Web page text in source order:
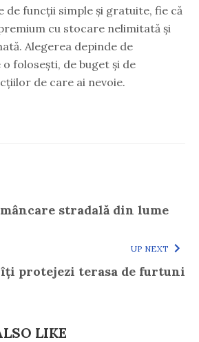
de funcții simple și gratuite, fie că
cu stocare nelimitată și
Alegerea depinde de
folosești, de buget și de
de care ai nevoie.
stradală din lume
UP NEXT
îți protejezi terasa de furtuni
LIKE